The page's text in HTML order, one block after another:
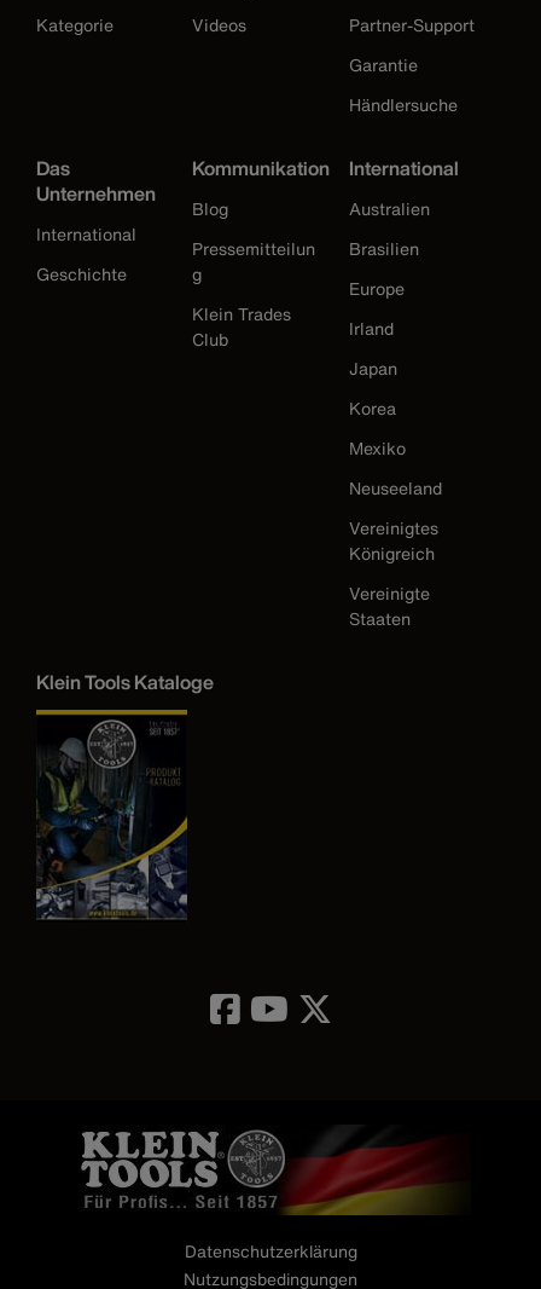
Kategorie
Videos
Partner-Support
Garantie
Händlersuche
Das
Unternehmen
International
Geschichte
Kommunikation
Blog
Pressemitteilun
g
Klein Trades
Club
International
Australien
Brasilien
Europe
Irland
Japan
Korea
Mexiko
Neuseeland
Vereinigtes
Königreich
Vereinigte
Staaten
Klein Tools Kataloge
Datenschutzerklärung
Nutzungsbedingungen